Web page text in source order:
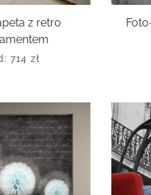
z retro
714 zł